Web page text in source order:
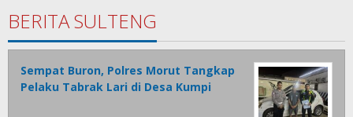
BERITA SULTENG
Sempat Buron, Polres Morut Tangkap
Pelaku Tabrak Lari di Desa Kumpi